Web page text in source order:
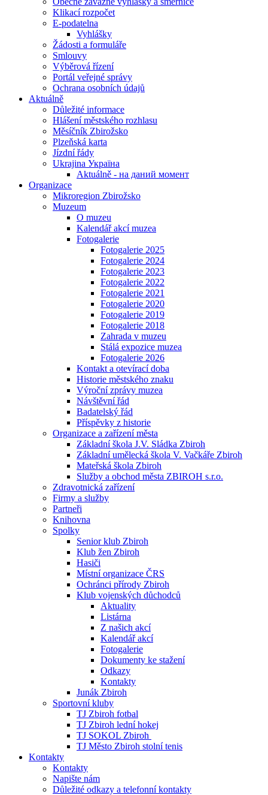
Klikací rozpočet
E-podatelna
Vyhlášky
Žádosti a formuláře
Smlouvy
Výběrová řízení
Portál veřejné správy
Ochrana osobních údajů
Aktuálně
Důležité informace
Hlášení městského rozhlasu
Měsíčník Zbirožsko
Plzeňská karta
Jízdní řády
Ukrajina Україна
Aktuálně - на даний момент
Organizace
Mikroregion Zbirožsko
Muzeum
O muzeu
Kalendář akcí muzea
Fotogalerie
Fotogalerie 2025
Fotogalerie 2024
Fotogalerie 2023
Fotogalerie 2022
Fotogalerie 2021
Fotogalerie 2020
Fotogalerie 2019
Fotogalerie 2018
Zahrada v muzeu
Stálá expozice muzea
Fotogalerie 2026
Kontakt a otevírací doba
Historie městského znaku
Výroční zprávy muzea
Návštěvní řád
Badatelský řád
Příspěvky z historie
Organizace a zařízení města
Základní škola J.V. Sládka Zbiroh
Základní umělecká škola V. Vačkáře Zbiroh
Mateřská škola Zbiroh
Služby a obchod města ZBIROH s.r.o.
Zdravotnická zařízení
Firmy a služby
Partneři
Knihovna
Spolky
Senior klub Zbiroh
Klub žen Zbiroh
Hasiči
Místní organizace ČRS
Ochránci přírody Zbiroh
Klub vojenských důchodců
Aktuality
Listárna
Z našich akcí
Kalendář akcí
Fotogalerie
Dokumenty ke stažení
Odkazy
Kontakty
Junák Zbiroh
Sportovní kluby
TJ Zbiroh fotbal
TJ Zbiroh lední hokej
TJ SOKOL Zbiroh
TJ Město Zbiroh stolní tenis
Kontakty
Kontakty
Napište nám
Důležité odkazy a telefonní kontakty